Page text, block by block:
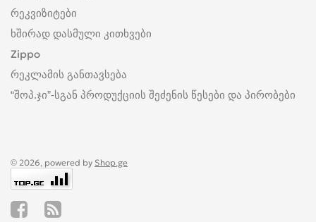
რეკვიზიტები
ხშირად დასმული კითხვები
Zippo
რეკლამის განთავსება
“შოპ.ჯი”-სგან პროდუქციის შეძენის წესები და პირობები
© 2026, powered by Shop.ge